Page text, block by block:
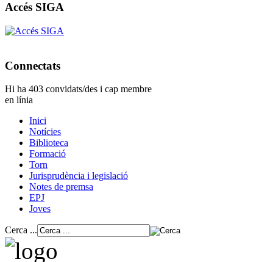
Accés SIGA
Connectats
Hi ha 403 convidats/des i cap membre
en línia
Inici
Notícies
Biblioteca
Formació
Torn
Jurisprudència i legislació
Notes de premsa
EPJ
Joves
Cerca ...